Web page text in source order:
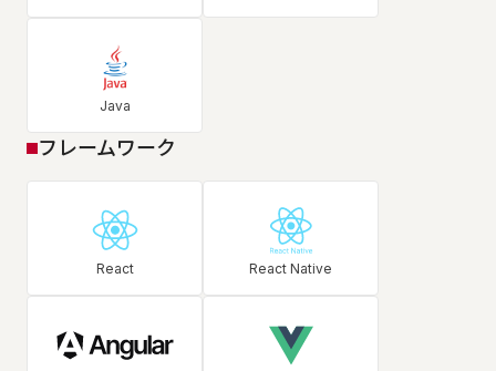
Java
フレームワーク
React React Native